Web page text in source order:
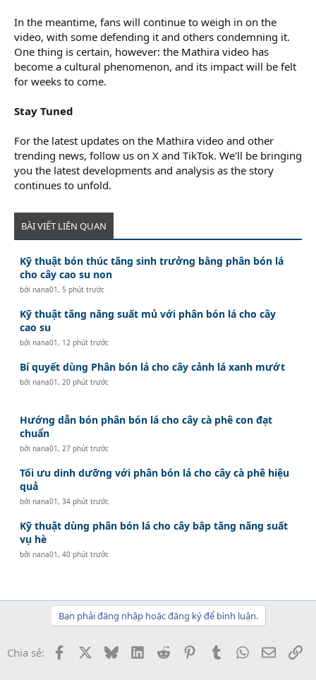
In the meantime, fans will continue to weigh in on the
video, with some defending it and others condemning it.
One thing is certain, however: the Mathira video has
become a cultural phenomenon, and its impact will be felt
for weeks to come.
Stay Tuned
For the latest updates on the Mathira video and other
trending news, follow us on X and TikTok. We'll be bringing
you the latest developments and analysis as the story
continues to unfold.
BÀI VIẾT LIÊN QUAN
Kỹ thuật bón thúc tăng sinh trưởng bằng phân bón lá
cho cây cao su non
bởinana01,5 phút trước
Kỹ thuật tăng năng suất mủ với phân bón lá cho cây
cao su
bởinana01, 12 phút trước
Bí quyết dùng Phân bón lá cho cây cảnh lá xanh mướt
bởinana01,20 phút trước
Hướng dẫn bón phân bón lá cho cây cà phê con đạt
chuẩn
bởinana01,27 phút trước
Tối ưu dinh dưỡng với phân bón lá cho cây cà phê hiệu
quả
bởinana01,34 phút trước
Kỹ thuật dùng phân bón lá cho cây bắp tăng năng suất
vụ hè
bởinana01,40 phút trước
Bạn phải đăng nhập hoặc đăng ký để bình luận.
Chia sẻ: Facebook BlueskyLinkedInReddit PinterestTumblrWhatsApp
Email